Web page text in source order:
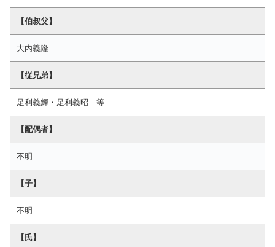
【伯叔父】
大内義隆
【従兄弟】
足利義輝・足利義昭 等
【配偶者】
不明
【子】
不明
【氏】